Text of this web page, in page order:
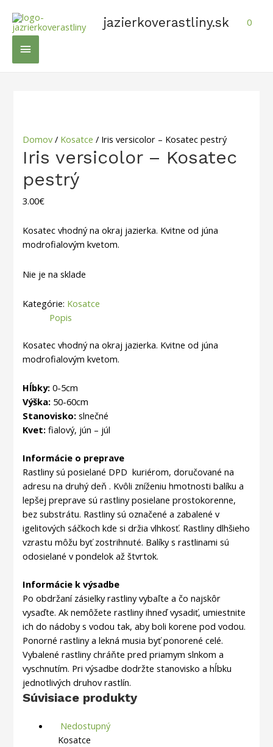
obsah
jazierkoverastliny.sk
Hlavné
0
Domov / Kosatce / Iris versicolor – Kosatec pestrý
Iris versicolor – Kosatec
pestrý
3.00€
Kosatec vhodný na okraj jazierka. Kvitne od júna
modrofialovým kvetom.
Nie je na sklade
Kategórie: Kosatce
Popis
Kosatec vhodný na okraj jazierka. Kvitne od júna
modrofialovým kvetom.
Hĺbky:0-5cm
Výška: 50-60cm
Stanovisko:slnečné
Kvet:fialový, jún – júl
Informácie o preprave
Rastliny sú posielané DPD kuriérom, doručované na
adresu na druhý deň . Kvôli zníženiu hmotnosti balíku a
lepšej preprave sú rastliny posielane prostokorenne,
bez substrátu. Rastliny sú označené a zabalené v
igelitových sáčkoch kde si držia vlhkosť. Rastliny dlhšieho
vzrastu môžu byť zostrihnuté. Balíky s rastlinami sú
odosielané v pondelok až štvrtok.
Informácie k výsadbe
Po obdržaní zásielky rastliny vybaľte a čo najskôr
vysaďte. Ak nemôžete rastliny ihneď vysadiť, umiestnite
ich do nádoby s vodou tak, aby boli korene pod vodou.
Ponorné rastliny a lekná musia byť ponorené celé.
Vybalené rastliny chráňte pred priamym slnkom a
vyschnutím. Pri výsadbe dodržte stanovisko a hĺbku
jednotlivých druhov rastlín.
Súvisiace produkty
Nedostupný
Kosatce